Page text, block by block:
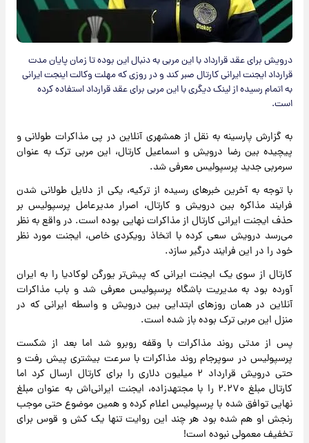
درویش برای عقد قرارداد با این مربی به دنبال این بوده تا زمان پایان مدت
قرارداد ایجنت ایرانی کارتال صبر کند و در روزی که مهلت وکالت اینجت ایرانی
به اتمام رسیده از لینک دیگری با این مربی برای عقد قرارداد استفاده کرده
است.
به گزارش پارسینه به نقل از همشهری آنلاین در پی مذاکرات طولانی و
پیچیده بین رضا درویش و اسماعیل کارتال، این مربی ترک به عنوان
سرمربی جدید پرسپولیس معرفی شد.
با توجه به آخرین خبرهای رسیده از ترکیه، یکی از دلایل طولانی شدن
فرایند مذاکره بین درویش و کارتال، اصرار مدیرعامل پرسپولیس بر
حذف ایجنت ایرانی کارتال از مذاکرات نهایی بوده است. در واقع به نظر
می‌رسد درویش سعی کرده با اتخاذ رویکردی خاص، ایجنت مورد نظر
خود را در این فرایند درگیر سازد.
کارتال از سوی یک ایجنت ایرانی که پیش‌تر یورگن لوکادیا را به ایران
آورده بود به مدیریت باشگاه پرسپولیس معرفی شد و باب مذاکرات
آنلاین در همان روزهای ابتدایی بین درویش و واسطه ایرانی که در
منزل این مربی ترک بوده باز شده است.
پس از مدتی روند مذاکرات با وقفه روبرو شد اما بعد از شکست
پرسپولیس در سوپرجام روند مذاکرات با سرعت بیشتری پیش رفت و
حتی درویش قرارداد ۲ میلیون دلاری را برای کارتال ارسال کرد اما
کارتال مبلغ ۲.۲۷۰ را با مجتهدزاده، ایجنت ایرانی‌اش به عنوان مبلغ
نهایی توافق شده با پرسپولیس اعلام کرده و همین موضوع حتی موجب
رنجش او هم شده بود هر چند این روایت تنها یک کش و قوس برای
تخفیف معمولی نبوده است!